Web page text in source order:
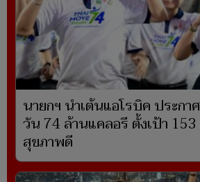
นายกฯ นำเต้นแอโรบิค ประกา
วัน 74 ล้านแคลอรี ตั้งเป้า
สุขภาพดี